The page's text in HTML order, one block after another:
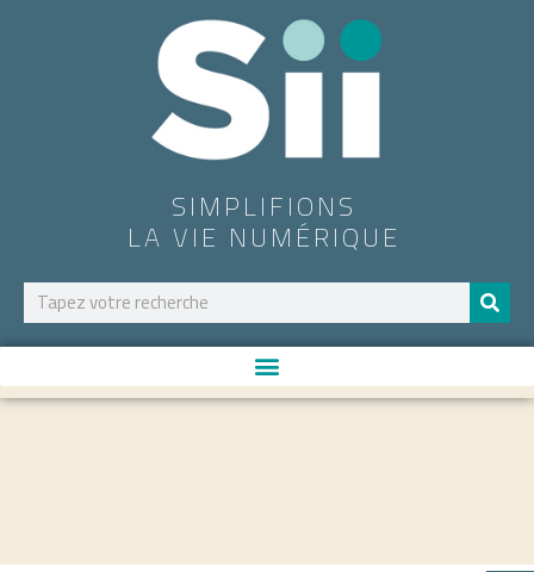
SIMPLIFIONS
LA VIE NUMÉRIQUE